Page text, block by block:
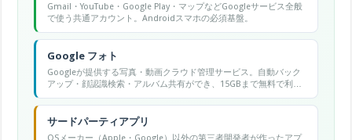
Gmail・YouTube・Google Play・マップなどGoogleサービス全般
で使う共通アカウント。Androidスマホの必須基盤。
Google フォト
Googleが提供する写真・動画クラウド管理サービス。自動バック
アップ・顔認識検索・アルバム共有ができ、15GBまで無料で利用
可能。
サードパーティアプリ
OSメーカー（Apple・Google）以外の第三者開発者が作ったアプ